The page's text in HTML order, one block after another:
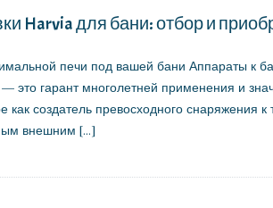
Harvia для бани: отбор и
печи под вашей бани Аппараты к
это гарант многолетней применения и
как создатель превосходного снаряжения
внешним […]